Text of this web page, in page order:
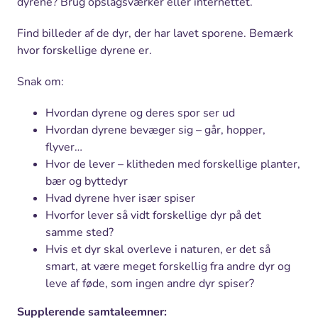
Find billeder af de dyr, der har lavet sporene. Bemærk
hvor forskellige dyrene er.
Snak om:
Hvordan dyrene og deres spor ser ud
Hvordan dyrene bevæger sig – går, hopper,
flyver…
Hvor de lever – klitheden med forskellige planter,
bær og byttedyr
Hvad dyrene hver især spiser
Hvorfor lever så vidt forskellige dyr på det
samme sted?
Hvis et dyr skal overleve i naturen, er det så
smart, at være meget forskellig fra andre dyr og
leve af føde, som ingen andre dyr spiser?
Supplerende samtaleemner: